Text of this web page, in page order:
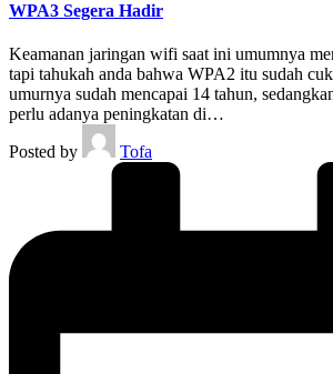
WPA3 Segera Hadir
Keamanan jaringan wifi saat ini umumnya
tapi tahukah anda bahwa WPA2 itu sudah
umurnya sudah mencapai 14 tahun,
perlu adanya peningkatan di…
Posted by
Tofa